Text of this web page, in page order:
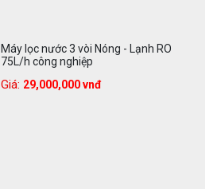
Máy lọc nước 3 vòi Nóng - Lạnh RO
75L/h công nghiệp
Giá: 29,000,000 vnđ